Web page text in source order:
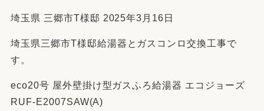
埼玉県 三郷市T様邸 2025年3月16日
埼玉県三郷市T様邸給湯器とガスコンロ交換工事で
す。
eco20号 屋外壁掛け型ガスふろ給湯器 エコジョーズ
RUF-E2007SAW(A)